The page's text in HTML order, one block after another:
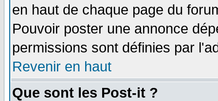
en haut de chaque page du
Pouvoir poster une annonce
permissions sont définies par
Revenir en haut
Que sont les Post-it ?